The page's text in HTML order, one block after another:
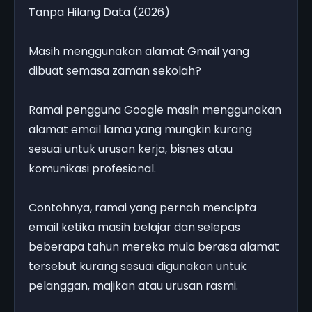
Tanpa Hilang Data (2026)
Masih menggunakan alamat Gmail yang
dibuat semasa zaman sekolah?
Ramai pengguna Google masih menggunakan
alamat email lama yang mungkin kurang
sesuai untuk urusan kerja, bisnes atau
komunikasi profesional.
Contohnya, ramai yang pernah mencipta
email ketika masih belajar dan selepas
beberapa tahun mereka mula berasa alamat
tersebut kurang sesuai digunakan untuk
pelanggan, majikan atau urusan rasmi.